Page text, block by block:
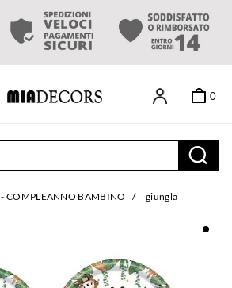
0
- COMPLEANNO BAMBINO / giungla